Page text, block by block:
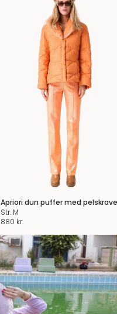
Apriori dun puffer med pelskrave
Str. M
880 kr.